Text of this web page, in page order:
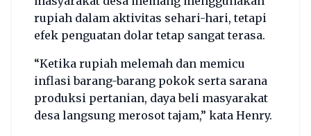
rupiah dalam aktivitas sehari-hari, tetapi
efek penguatan dolar tetap sangat terasa.
“Ketika rupiah melemah dan memicu
inflasi barang-barang pokok serta sarana
produksi pertanian, daya beli masyarakat
desa langsung merosot tajam,” kata Henry.